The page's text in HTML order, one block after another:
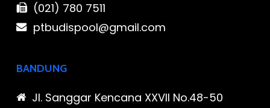
(021) 780 7511
ptbudispool@gmail.com
BANDUNG
Jl. Sanggar Kencana XXVII No.48-50